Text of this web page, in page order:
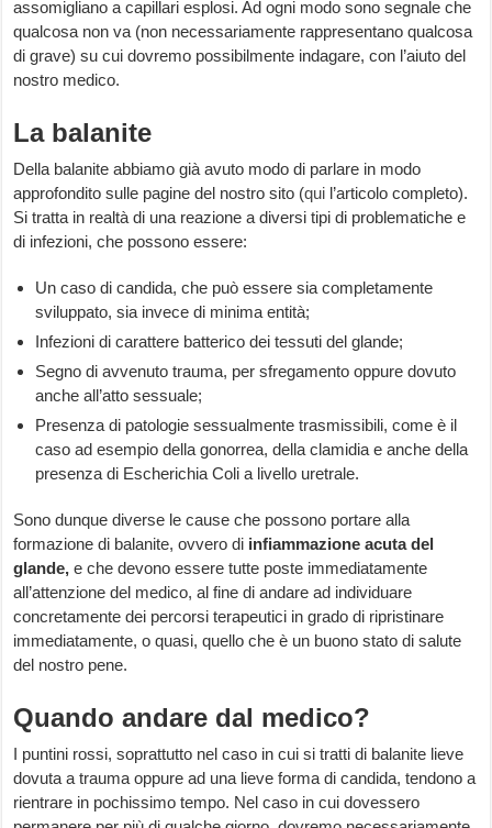
assomigliano a capillari esplosi. Ad ogni modo sono segnale che
qualcosa non va (non necessariamente rappresentano qualcosa
di grave) su cui dovremo possibilmente indagare, con l’aiuto del
nostro medico.
La balanite
Della balanite abbiamo già avuto modo di parlare in modo
approfondito sulle pagine del nostro sito (qui l’articolo completo).
Si tratta in realtà di una reazione a diversi tipi di problematiche e
di infezioni, che possono essere:
Un caso di candida, che può essere sia completamente
sviluppato, sia invece di minima entità;
Infezioni di carattere batterico dei tessuti del glande;
Segno di avvenuto trauma, per sfregamento oppure dovuto
anche all’atto sessuale;
Presenza di patologie sessualmente trasmissibili, come è il
caso ad esempio della gonorrea, della clamidia e anche della
presenza di Escherichia Coli a livello uretrale.
Sono dunque diverse le cause che possono portare alla
formazione di balanite, ovvero di infiammazione acuta del
glande, e che devono essere tutte poste immediatamente
all’attenzione del medico, al fine di andare ad individuare
concretamente dei percorsi terapeutici in grado di ripristinare
immediatamente, o quasi, quello che è un buono stato di salute
del nostro pene.
Quando andare dal medico?
I puntini rossi, soprattutto nel caso in cui si tratti di balanite lieve
dovuta a trauma oppure ad una lieve forma di candida, tendono a
rientrare in pochissimo tempo. Nel caso in cui dovessero